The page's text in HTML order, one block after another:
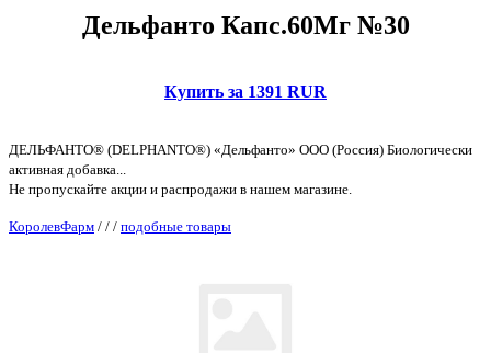
Дельфанто Капс.60Мг №30
Купить за 1391 RUR
ДЕЛЬФАНТО® (DELPHANTO®) «Дельфанто» ООО (Россия) Биологически
активная добавка...
Не пропускайте акции и распродажи в нашем магазине.
КоролевФарм / / / подобные товары